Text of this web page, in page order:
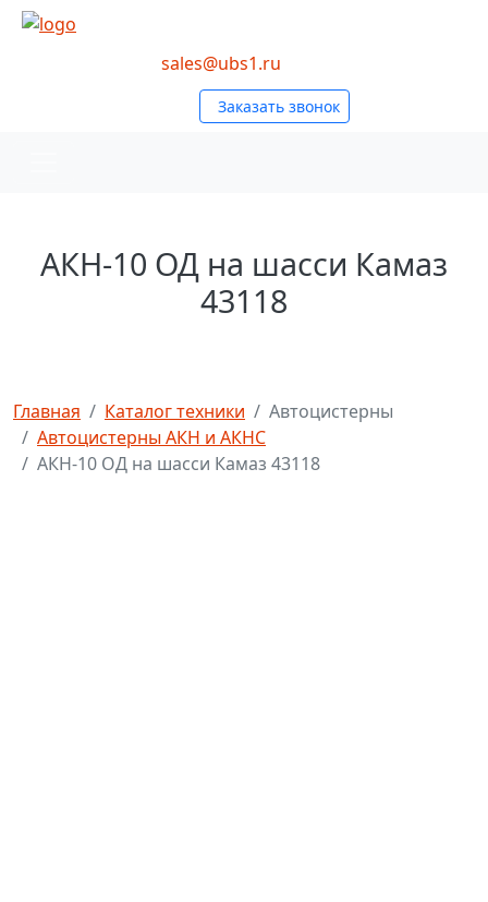
Перейти к основному содержанию
sales@ubs1.ru
Заказать звонок
АКН-10 ОД на шасси Камаз
43118
Главная Каталог техники
Автоцистерны
Автоцистерны АКН и АКНС
АКН-10 ОД на шасси Камаз 43118